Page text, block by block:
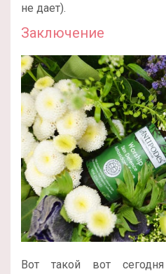
не дает).
Заключение
Вот такой вот